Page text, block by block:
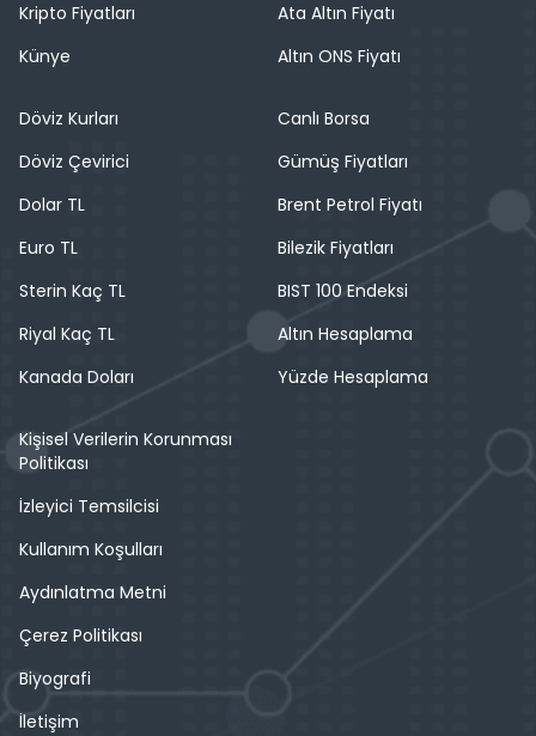
Kripto Fiyatları
Künye
Ata Altın Fiyatı
Altın ONS Fiyatı
Döviz Kurları
Döviz Çevirici
Dolar TL
Euro TL
Sterin Kaç TL
Riyal Kaç TL
Kanada Doları
Canlı Borsa
Gümüş Fiyatları
Brent Petrol Fiyatı
Bilezik Fiyatları
BIST 100 Endeksi
Altın Hesaplama
Yüzde Hesaplama
Kişisel Verilerin Korunması
Politikası
İzleyici Temsilcisi
Kullanım Koşulları
Aydınlatma Metni
Çerez Politikası
Biyografi
İletişim